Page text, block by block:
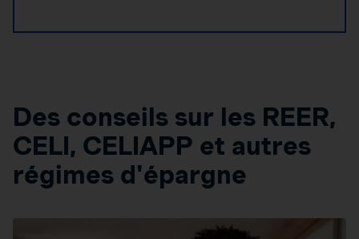
Des conseils sur les REER,
CELI, CELIAPP et autres
régimes d'épargne